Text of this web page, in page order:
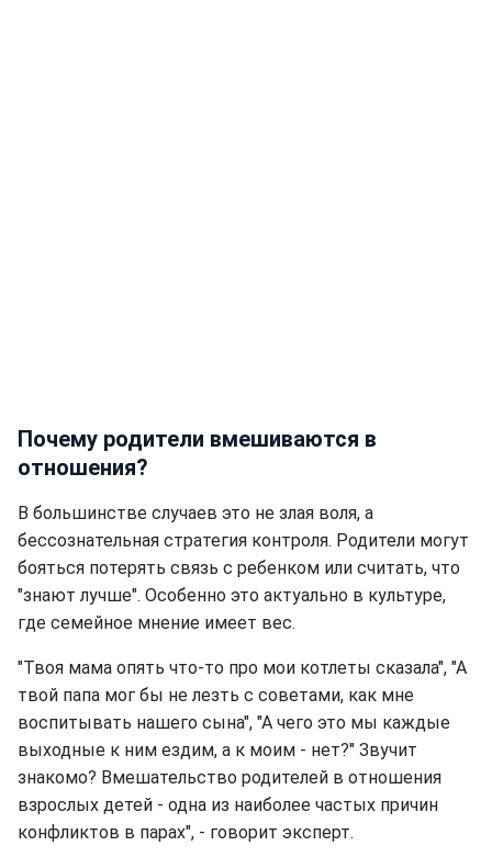
Почему родители вмешиваются в
отношения?
В большинстве случаев это не злая воля, а
бессознательная стратегия контроля. Родители могут
бояться потерять связь с ребенком или считать, что
"знают лучше". Особенно это актуально в культуре,
где семейное мнение имеет вес.
"Твоя мама опять что-то про мои котлеты сказала", "А
твой папа мог бы не лезть с советами, как мне
воспитывать нашего сына", "А чего это мы каждые
выходные к ним ездим, а к моим - нет?" Звучит
знакомо? Вмешательство родителей в отношения
взрослых детей - одна из наиболее частых причин
конфликтов в парах", - говорит эксперт.